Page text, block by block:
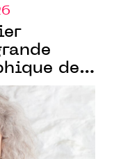
de
ans de